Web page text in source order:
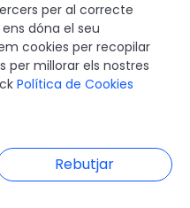
per al correcte
dóna el seu
cookies per recopilar
per millorar els nostres
Política de Cookies
Rebutjar